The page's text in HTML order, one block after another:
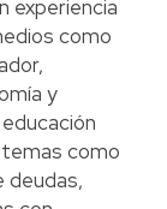
experiencia
como
y
como
deudas,